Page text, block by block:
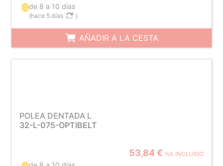
de 8 a 10 días
(hace 5 días )
AÑADIR A LA CESTA
POLEA DENTADA L
32-L-075-OPTIBELT
53,84 € IVA INCLUIDO